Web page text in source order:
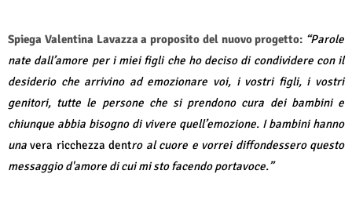
Spiega Valentina Lavazza a proposito del nuovo progetto: “Parole
nate dall’amore per i miei figli che ho deciso di condividere con il
desiderio che arrivino ad emozionare voi, i vostri figli, i vostri
genitori, tutte le persone che si prendono cura dei bambini e
chiunque abbia bisogno di vivere quell’emozione. I bambini hanno
una vera ricchezza dentro al cuore e vorrei diffondessero questo
messaggio d'amore di cui mi sto facendo portavoce.”